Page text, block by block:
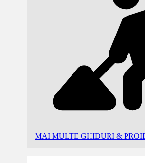
MAI MULTE GHIDURI &